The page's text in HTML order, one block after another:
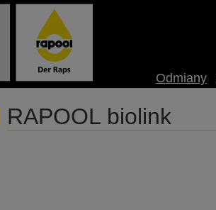
Odmiany
RAPOOL biolink